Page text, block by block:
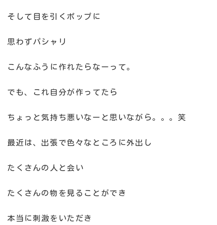
そして目を引くポップに
思わずパシャリ
こんなふうに作れたらなーって。
でも、これ自分が作ってたら
ちょっと気持ち悪いなーと思いながら。。。笑
最近は、出張で色々なところに外出し
たくさんの人と会い
たくさんの物を見ることができ
本当に刺激をいただき